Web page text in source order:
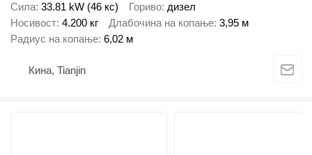
Сила 33.81 kW (46 кс) Гориво дизел
Носивост 4.200 кг Длабочина на копање 3,95 м
Радиус на копање 6,02 м
Кина, Tianjin